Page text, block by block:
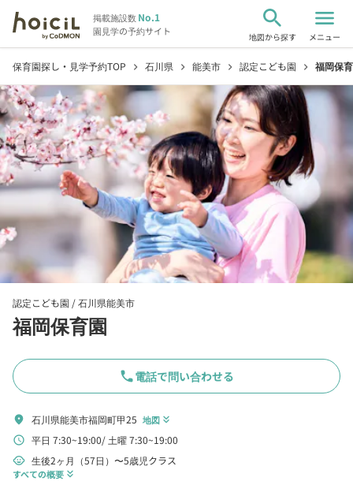
掲載施設数No.1
園見学の予約サイト
search
地図から探す
menu
メニュー
保育園探し・見学予約TOP chevron_right 石川県 chevron_right 能美市 chevron_right 認定こども園 chevron_right 福岡保
認定こども園 /石川県能美市
福岡保育園
phone電話で問い合わせる
location_on 石川県能美市福岡町甲25 地図 keyboard_double_arrow_down
schedule 平日 7:30~19:00 土曜 7:30~19:00
child_care 生後2ヶ月（57日）〜5歳児クラス
すべての概要 keyboard_double_arrow_down